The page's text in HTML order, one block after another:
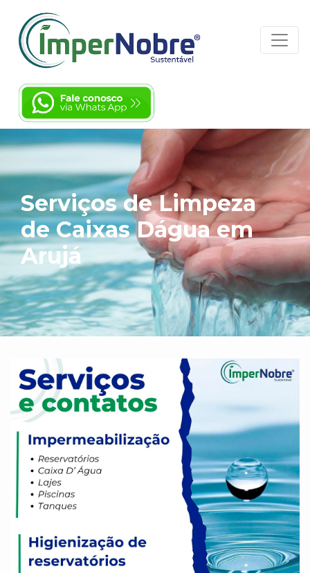
Serviços de Limpeza
de Caixas Dágua em
Arujá